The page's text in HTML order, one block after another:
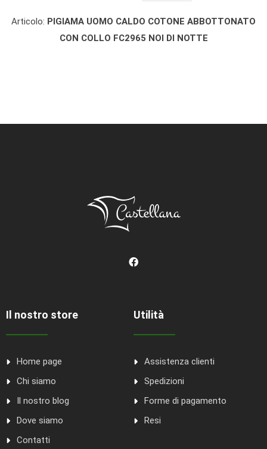
Articolo: PIGIAMA UOMO CALDO COTONE ABBOTTONATO
CON COLLO FC2965 NOI DI NOTTE
Il nostro store
Home page
Chi siamo
Il nostro blog
Dove siamo
Contatti
Utilità
Assistenza clienti
Spedizioni
Forme di pagamento
Resi